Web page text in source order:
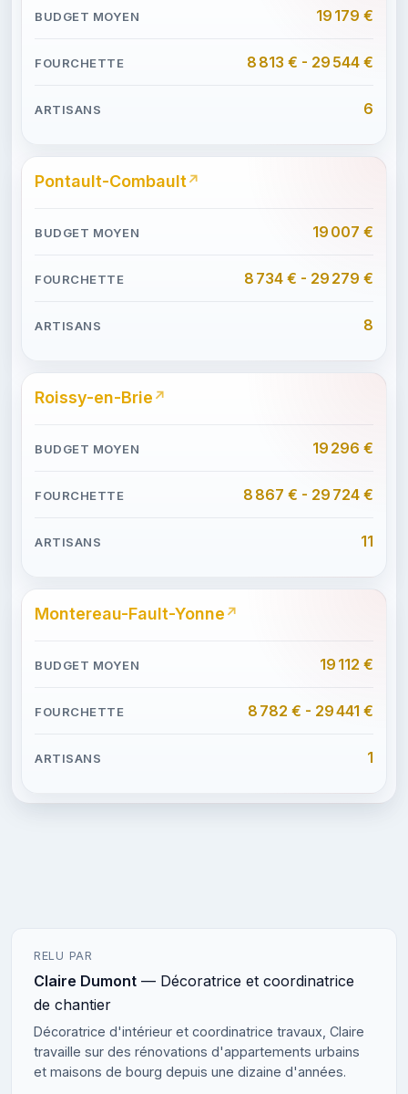
19 179 €
8 813 € - 29 544 €
6
Pontault-Combault
19 007 €
8 734 € - 29 279 €
8
Roissy-en-Brie
19 296 €
8 867 € - 29 724 €
11
Montereau-Fault-Yonne
19 112 €
8 782 € - 29 441 €
1
RELU PAR
Claire Dumont — Décoratrice et coordinatrice
de chantier
Décoratrice d'intérieur et coordinatrice travaux, Claire
travaille sur des rénovations d'appartements urbains
et maisons de bourg depuis une dizaine d'années.